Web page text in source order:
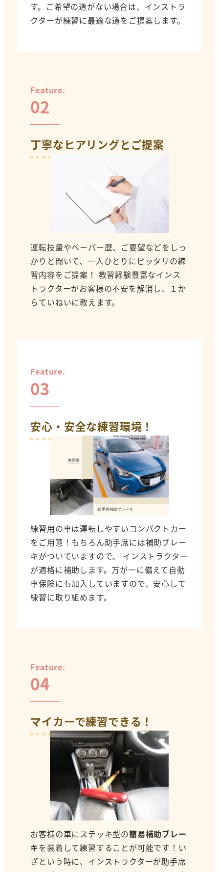
す。ご希望の道がない場合は、インストラ
クターが練習に最適な道をご提案します。
Feature.
02
丁寧なヒアリングとご提案
運転技量やペーパー歴、ご要望などをしっ
かりと聞いて、一人ひとりにピッタリの練
習内容をご提案！ 教習経験豊富なインス
トラクターがお客様の不安を解消し、１か
らていねいに教えます。
Feature.
03
安心・安全な練習環境！
練習用の車は運転しやすいコンパクトカー
をご用意！もちろん助手席には補助ブレー
キがついていますので、 インストラクター
が適格に補助します。万が一に備えて自動
車保険にも加入していますので、安心して
練習に取り組めます。
Feature.
04
マイカーで練習できる！
お客様の車にステッキ型の簡易補助ブレー
キを装着して練習することが可能です！い
ざという時に、インストラクターが助手席